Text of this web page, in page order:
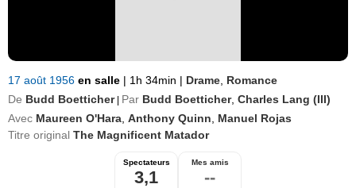
17 août 1956 en salle | 1h 34min | Drame Romance
De Budd Boetticher Par Budd Boetticher, Charles Lang (III)
Avec Maureen O'Hara Anthony Quinn
Manuel Rojas
Titre original The Magnificent Matador
Spectateurs
3,1
Mes amis
--